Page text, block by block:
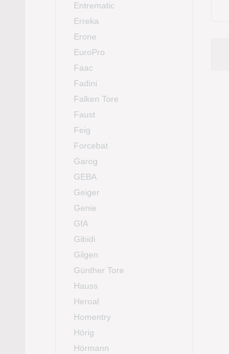
Entrematic
Erreka
Erone
EuroPro
Faac
Fadini
Falken Tore
Faust
Feig
Forcebat
Garog
GEBA
Geiger
Genie
GfA
Gibidi
Gilgen
Günther Tore
Hauss
Heroal
Homentry
Hörig
Hörmann